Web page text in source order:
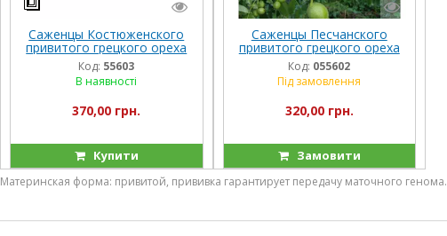
Саженцы Костюженского
привитого грецкого ореха
2-х лет
Код: 55603
В наявності
370,00 грн.
Купити
Саженцы Песчанского
привитого грецкого ореха
3-х лет
Код: 055602
Під замовлення
320,00 грн.
Замовити
Материнская форма: привитой, прививка гарантирует передачу маточного генома.